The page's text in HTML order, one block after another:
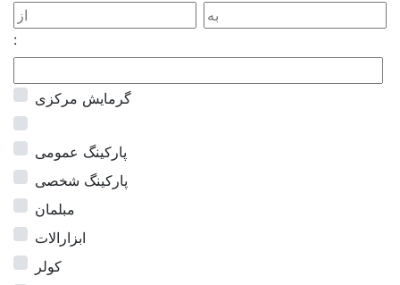
:
گرمایش مرکزی
پارکینگ عمومی
پارکینگ شخصی
مبلمان
ابزارالات
کولر